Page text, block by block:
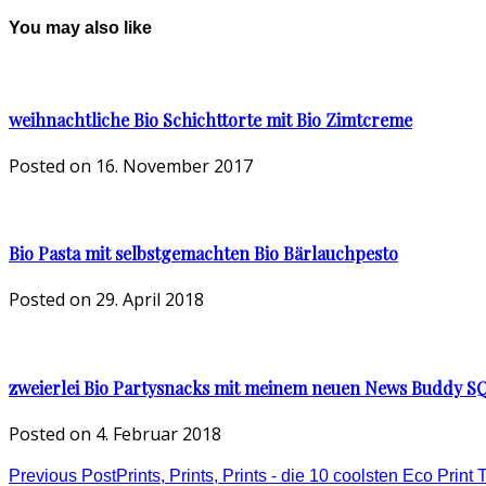
You may also like
weihnachtliche Bio Schichttorte mit Bio Zimtcreme
Posted on 16. November 2017
Bio Pasta mit selbstgemachten Bio Bärlauchpesto
Posted on 29. April 2018
zweierlei Bio Partysnacks mit meinem neuen News Buddy
Posted on 4. Februar 2018
Previous PostPrints, Prints, Prints - die 10 coolsten Eco Print